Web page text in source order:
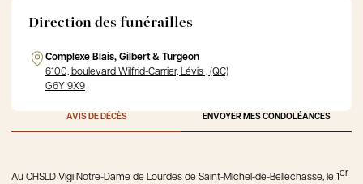
Direction des funérailles
Complexe Blais, Gilbert & Turgeon
6100, boulevard Wilfrid-Carrier, Lévis , (QC)
G6Y 9X9
AVIS DE DÉCÈS ENVOYER MES CONDOLÉANCES
Au CHSLD Vigi Notre-Dame de Lourdes de Saint-Michel-de-Bellechasse, le 1er